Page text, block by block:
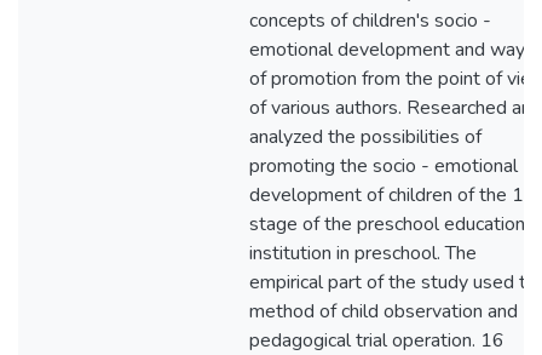
concepts of children's socio -
emotional development and ways
of promotion from the point of
of various authors. Researched and
analyzed the possibilities of
promoting the socio - emotional
development of children of the 1st
stage of the preschool educational
institution in preschool. The
empirical part of the study used
method of child observation and
pedagogical trial operation. 16